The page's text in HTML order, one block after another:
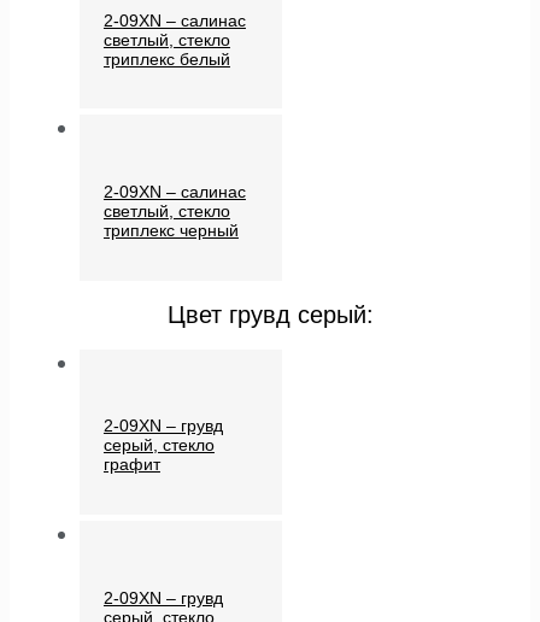
2-09XN – салинас
светлый, стекло
триплекс белый
2-09XN – салинас
светлый, стекло
триплекс черный
Цвет грувд серый:
2-09XN – грувд
серый, стекло
графит
2-09XN – грувд
серый, стекло